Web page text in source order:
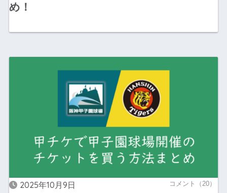
め！
2025年10月9日 コメント（20）